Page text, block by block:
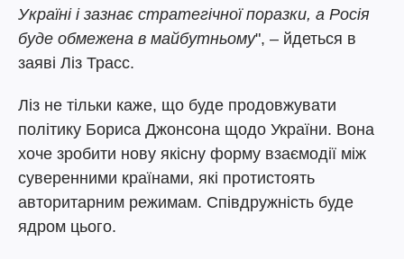
Україні і зазнає стратегічної поразки, а Росія
буде обмежена в майбутньому", – йдеться в
заяві Ліз Трасс.
Ліз не тільки каже, що буде продовжувати
політику Бориса Джонсона щодо України. Вона
хоче зробити нову якісну форму взаємодії між
суверенними країнами, які протистоять
авторитарним режимам. Співдружність буде
ядром цього.